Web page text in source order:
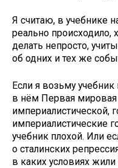
Я считаю, в учебнике
реально происходило,
делать непросто,
об одних и тех же
Если я возьму
в нём Первая мировая
империалистической,
империалистические
учебник плохой. Или
о сталинских
в каких условиях